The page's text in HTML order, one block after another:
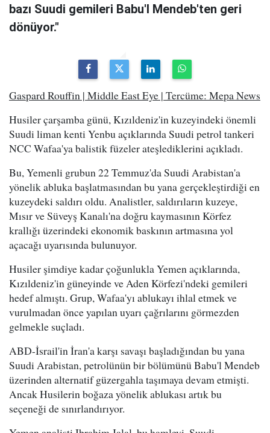
bazı Suudi gemileri Babu'l Mendeb'ten geri
dönüyor."
Gaspard Rouffin | Middle East Eye | Tercüme: Mepa News
Husiler çarşamba günü, Kızıldeniz'in kuzeyindeki önemli
Suudi liman kenti Yenbu açıklarında Suudi petrol tankeri
NCC Wafaa'ya balistik füzeler ateşlediklerini açıkladı.
Bu, Yemenli grubun 22 Temmuz'da Suudi Arabistan'a
yönelik abluka başlatmasından bu yana gerçekleştirdiği en
kuzeydeki saldırı oldu. Analistler, saldırıların kuzeye,
Mısır ve Süveyş Kanalı'na doğru kaymasının Körfez
krallığı üzerindeki ekonomik baskının artmasına yol
açacağı uyarısında bulunuyor.
Husiler şimdiye kadar çoğunlukla Yemen açıklarında,
Kızıldeniz'in güneyinde ve Aden Körfezi'ndeki gemileri
hedef almıştı. Grup, Wafaa'yı ablukayı ihlal etmek ve
vurulmadan önce yapılan uyarı çağrılarını görmezden
gelmekle suçladı.
ABD-İsrail'in İran'a karşı savaşı başladığından bu yana
Suudi Arabistan, petrolünün bir bölümünü Babu'l Mendeb
üzerinden alternatif güzergahla taşımaya devam etmişti.
Ancak Husilerin boğaza yönelik ablukası artık bu
seçeneği de sınırlandırıyor.